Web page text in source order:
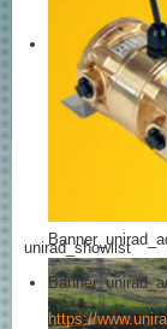
unirad_showlist
https://